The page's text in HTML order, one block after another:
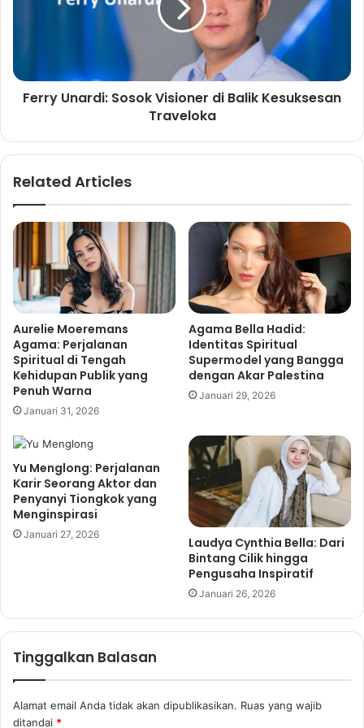
Ferry Unardi: Sosok Visioner di Balik Kesuksesan
Traveloka
Related Articles
Aurelie Moeremans
Agama: Perjalanan
Spiritual di Tengah
Kehidupan Publik yang
Penuh Warna
Januari 31, 2026
Agama Bella Hadid:
Identitas Spiritual
Supermodel yang Bangga
dengan Akar Palestina
Januari 29, 2026
Yu Menglong: Perjalanan
Karir Seorang Aktor dan
Penyanyi Tiongkok yang
Menginspirasi
Januari 27, 2026
Laudya Cynthia Bella: Dari
Bintang Cilik hingga
Pengusaha Inspiratif
Januari 26, 2026
Tinggalkan Balasan
Alamat email Anda tidak akan dipublikasikan. Ruas yang wajib
ditandai *